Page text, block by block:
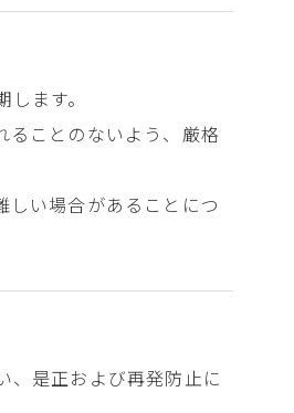
ます。
ることのないよう、厳格
い場合があることにつ
、是正および再発防止に